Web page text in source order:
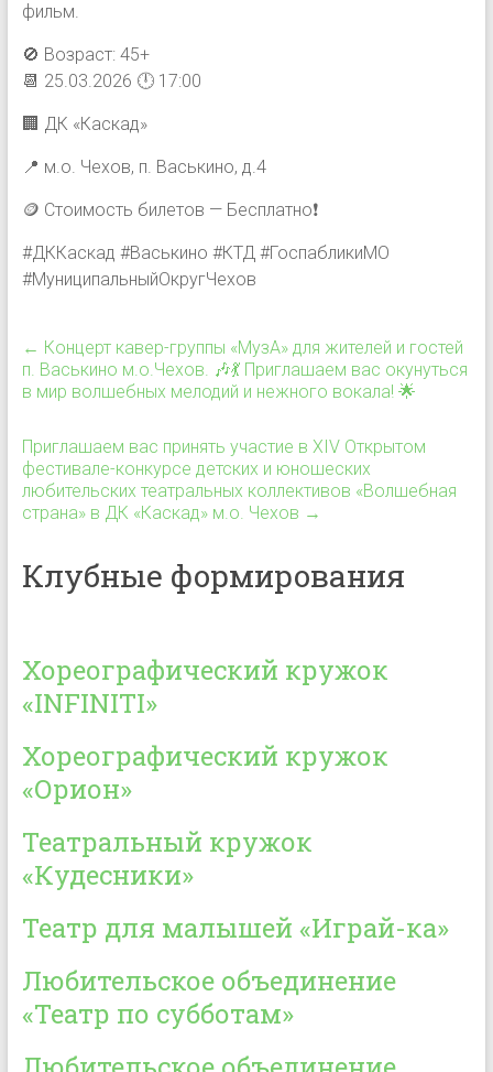
фильм.
🚫 Возраст: 45+
📆 25.03.2026 🕛 17:00
🏢 ДК «Каскад»
📍 м.о. Чехов, п. Васькино, д.4
🪙 Стоимость билетов — Бесплатно❗️
#ДККаскад #Васькино #КТД #ГоспабликиМО
#МуниципальныйОкругЧехов
← Концерт кавер-группы «МузА» для жителей и гостей
п. Васькино м.о.Чехов. 🎶💃 Приглашаем вас окунуться
в мир волшебных мелодий и нежного вокала! 🌟
Приглашаем вас принять участие в XIV Открытом
фестивале-конкурсе детских и юношеских
любительских театральных коллективов «Волшебная
страна» в ДК «Каскад» м.о. Чехов →
Клубные формирования
Хореографический кружок
«INFINITI»
Хореографический кружок
«Орион»
Театральный кружок
«Кудесники»
Театр для малышей «Играй-ка»
Любительское объединение
«Театр по субботам»